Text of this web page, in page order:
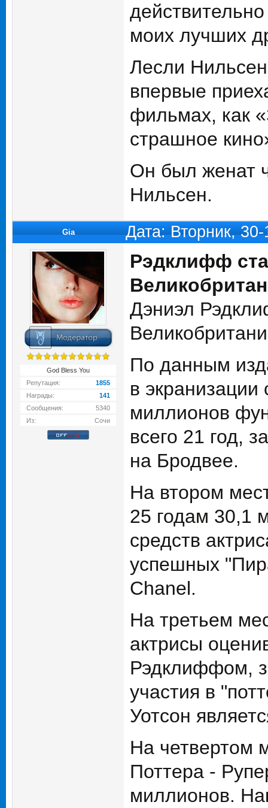
моих лучших
Лесли
впервые
фильмах, как
страшное
Он был женат
Нильсен.
Gia Дата: Вторник,
God Bless You
Репутация:
1855
Награды:
141
Сообщения:
5340
Из:
Сочи
Рэдклифф
Дэниэл
По данным
в
миллионов
всего 21 год,
на Бродвее.
На втором
25 годам 30,1
средств
успешных
Chanel.
На третьем
актрисы
Рэдклиффом,
участия в
Уотсон
На четвертом
Поттера -
миллионов.